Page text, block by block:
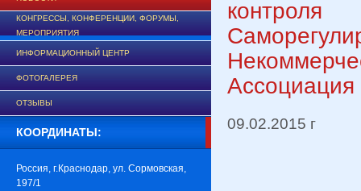
КОНГРЕССЫ, КОНФЕРЕНЦИИ, ФОРУМЫ,
МЕРОПРИЯТИЯ
ИНФОРМАЦИОННЫЙ ЦЕНТР
ФОТОГАЛЕРЕЯ
ОТЗЫВЫ
КООРДИНАТЫ:
Россия, г.Краснодар, ул. Сормовская,
197/1
09.02.2015 г